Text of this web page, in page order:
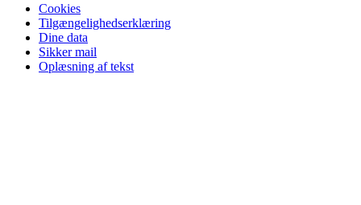
Cookies
Tilgængelighedserklæring
Dine data
Sikker mail
Oplæsning af tekst